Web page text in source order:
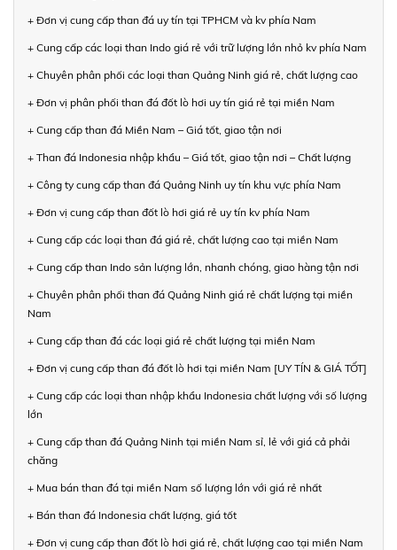
+ Đơn vị cung cấp than đá uy tín tại TPHCM và kv phía Nam
+ Cung cấp các loại than Indo giá rẻ với trữ lượng lớn nhỏ kv phía Nam
+ Chuyên phân phối các loại than Quảng Ninh giá rẻ, chất lượng cao
+ Đơn vị phân phối than đá đốt lò hơi uy tín giá rẻ tại miền Nam
+ Cung cấp than đá Miền Nam – Giá tốt, giao tận nơi
+ Than đá Indonesia nhập khẩu – Giá tốt, giao tận nơi – Chất lượng
+ Công ty cung cấp than đá Quảng Ninh uy tín khu vực phía Nam
+ Đơn vị cung cấp than đốt lò hơi giá rẻ uy tín kv phía Nam
+ Cung cấp các loại than đá giá rẻ, chất lượng cao tại miền Nam
+ Cung cấp than Indo sản lượng lớn, nhanh chóng, giao hàng tận nơi
+ Chuyên phân phối than đá Quảng Ninh giá rẻ chất lượng tại miền
Nam
+ Cung cấp than đá các loại giá rẻ chất lượng tại miền Nam
+ Đơn vị cung cấp than đá đốt lò hơi tại miền Nam [UY TÍN & GIÁ TỐT]
+ Cung cấp các loại than nhập khẩu Indonesia chất lượng với số lượng
lớn
+ Cung cấp than đá Quảng Ninh tại miền Nam sỉ, lẻ với giá cả phải
chăng
+ Mua bán than đá tại miền Nam số lượng lớn với giá rẻ nhất
+ Bán than đá Indonesia chất lượng, giá tốt
+ Đơn vị cung cấp than đốt lò hơi giá rẻ, chất lượng cao tại miền Nam